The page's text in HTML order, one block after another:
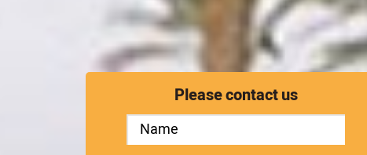
Please contact us